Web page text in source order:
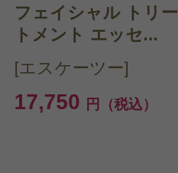
フェイシャル トリー
トメント エッセ...
[エスケーツー]
17,750 円（税込）